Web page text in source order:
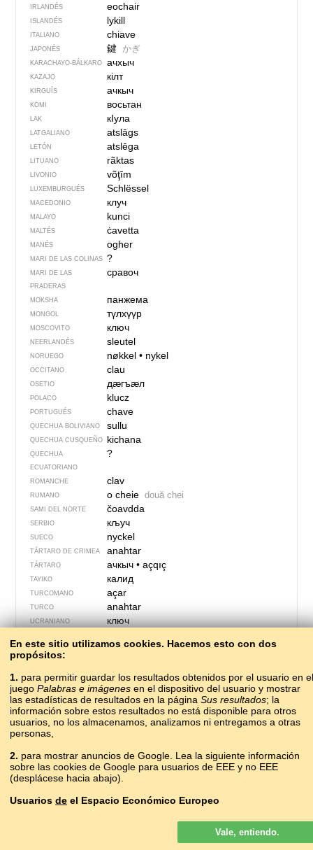
IRLANDÉS eochair
ISLANDÉS lykill
ITALIANO chiave
JAPONÉS 鍵 かぎ
KARACHAYO-BÁLKARO ачхыч
KAZAJO кілт
KIRGUÍS ачкыч
KOMI восьтан
LAK кIула
LATGALIANO atslāgs
LETÓN atslēga
LITUANO rãktas
LIVONIO võţīm
LUXEMBURGUÉS Schlëssel
MACEDONIO клуч
MALAYO kunci
MALTÉS ċavetta
MANÉS ogher
MARI DE LAS COLINAS ?
MARI DE LAS
PRADERAS
сравоч
MOKSHA панжема
MONGOL түлхүүр
MOSCOVITO ключ
NEERLANDÉS sleutel
NORUEGO nøkkel• nykel
OCCITANO clau
OSETIO дӕгъӕл
POLACO klucz
PORTUGUÉS chave
QUECHUA BOLIVIANO sullu
QUECHUA CUSQUEÑO kichana
QUECHUA
ECUATORIANO
?
ROMANCHE clav
RUMANO o cheie două chei
SAMI DEL NORTE čoavdda
SERBIO кључ
SUECO nyckel
TÁRTARO DE CRIMEA anahtar
TÁRTARO ачкыч• açqıç
TAYIKO калид
TURCOMANO açar
TURCO anahtar
UCRANIANO ключ
UZBEKO kalit
VIETNAMITA chìa khóa
VILAMOVICIANO śłysuł
YAKUTO күлүүс тыла
YIDIS שליסל
En este sitio utilizamos cookies. Hacemos esto con dos
propósitos:
1. para permitir guardar los resultados obtenidos por el usuario en el
juego Palabras e imágenes en el dispositivo del usuario y mostrar
las estadísticas de resultados en la página Sus resultados; la
información sobre estos resultados no está disponible para otros
usuarios, no los almacenamos, analizamos ni entregamos a otras
personas,
2. para mostrar anuncios de Google. Lea la siguiente información
sobre las cookies de Google para usuarios de EEE y no EEE
(desplácese hacia abajo).
Usuarios de el Espacio Económico Europeo
Los anuncios de Google que se muestran en nuestro sitio para los
son personalizados. Si bien estos anuncios no
usan cookies para la personalización de los anuncios, sí lo hacen
Vale, entiendo.